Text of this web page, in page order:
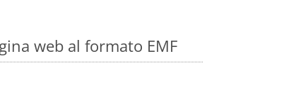
web al formato EMF